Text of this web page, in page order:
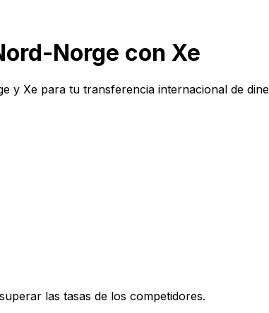
Norge con Xe
y Xe para tu transferencia internacional de
las tasas de los competidores.